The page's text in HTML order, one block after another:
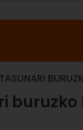
buruzko